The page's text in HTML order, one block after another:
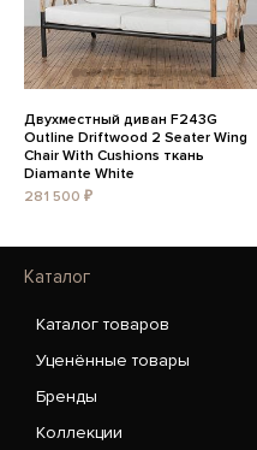
Двухместный диван F243G
Outline Driftwood 2 Seater Wing
Chair With Cushions ткань
Diamante White
281 500 ₽
Каталог
Каталог товаров
Уценённые товары
Бренды
Коллекции